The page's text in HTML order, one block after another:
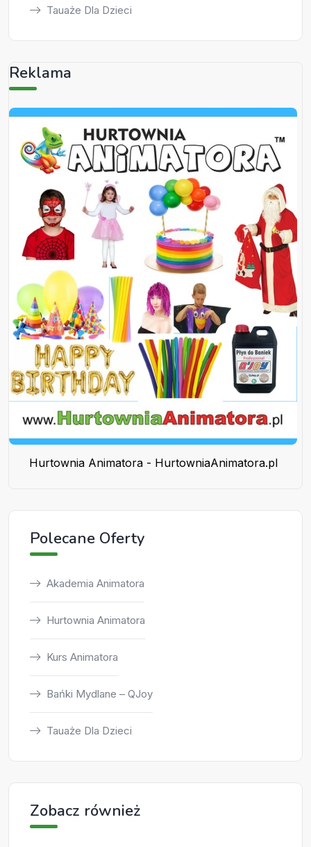
Tauaże Dla Dzieci
Reklama
Hurtownia Animatora - HurtowniaAnimatora.pl
Polecane Oferty
Akademia Animatora
Hurtownia Animatora
Kurs Animatora
Bańki Mydlane – QJoy
Tauaże Dla Dzieci
Zobacz również